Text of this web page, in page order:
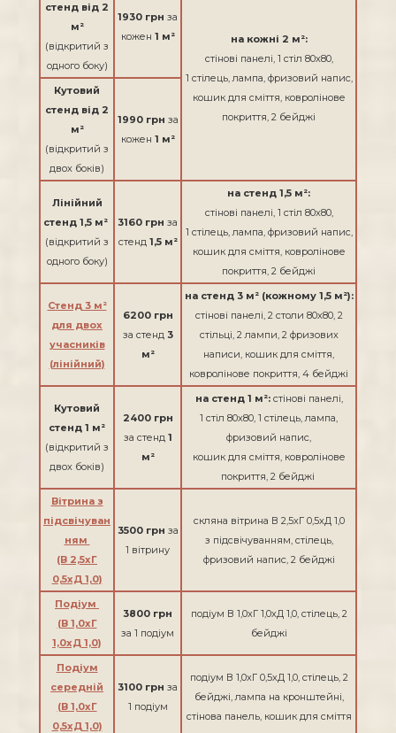
стенд від 2
м²
(відкритий з
одного боку)
1930 грн за
кожен 1 м²
на кожні 2 м²:
стінові панелі, 1 стіл 80х80,
1 стілець, лампа, фризовий напис,
кошик для сміття, ковролінове
покриття, 2 бейджі
Кутовий
стенд від 2
м²
(відкритий з
двох боків)
1990 грн за
кожен 1 м²
Лінійний
стенд 1,5 м²
(відкритий з
одного боку)
3160 грн за
стенд1,5 м²
на стенд 1,5 м²:
стінові панелі, 1 стіл 80х80,
1 стілець, лампа, фризовий напис,
кошик для сміття, ковролінове
покриття, 2 бейджі
Стенд 3 м²
для двох
учасників
(лінійний)
6200 грн
за стенд 3
м²
на стенд 3 м² (кожному 1,5 м²):
стінові панелі, 2 столи 80х80, 2
стільці, 2 лампи, 2 фризових
написи, кошик для сміття,
ковролінове покриття, 4 бейджі
Кутовий
стенд 1 м²
(відкритий з
двох боків)
2400 грн
за стенд 1
м²
на стенд 1 м²: стінові панелі,
1 стіл 80х80, 1 стілець, лампа,
фризовий напис,
кошик для сміття, ковролінове
покриття, 2 бейджі
Вітрина з
підсвічуван
ням
(В 2,5хГ
0,5хД 1,0)
3500 грн за
1 вітрину
скляна вітрина В 2,5хГ 0,5хД 1,0
з підсвічуванням, стілець,
фризовий напис, 2 бейджі
Подіум
(В 1,0хГ
1,0хД 1,0)
3800 грн
за 1 подіум
подіум В 1,0хГ 1,0хД 1,0, стілець, 2
бейджі
Подіум
середній
​​​​​​​(В 1,0хГ
0,5хД 1,0)
3100 грн за
1 подіум
подіум В 1,0хГ 0,5хД 1,0, стілець, 2
бейджі, лампа на кронштейні,
стінова панель, кошик для сміття